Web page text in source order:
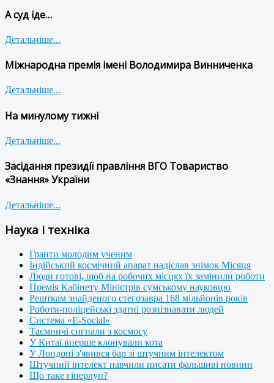
А суд іде…
Детальніше...
Міжнародна премія імені Володимира Винниченка
Детальніше...
На минулому тижні
Детальніше...
Засідання президії правління ВГО Товариство
«Знання» України
Детальніше...
Наука і техніка
Гранти молодим ученим
Індійський космічний апарат надіслав знімок Місяця
Люди готові, щоб на робочих місцях їх замінили роботи
Премія Кабінету Міністрів сумському науковцю
Решткам знайденого стегозавра 168 мільйонів років
Роботи-поліцейські здатні розпізнавати людей
Система «E-Social»
Таємничі сигнали з космосу
У Китаї вперше клонували кота
У Лондоні з'явився бар зі штучним інтелектом
Штучний інтелект навчили писати фальшиві новини
Що таке гіперлуп?